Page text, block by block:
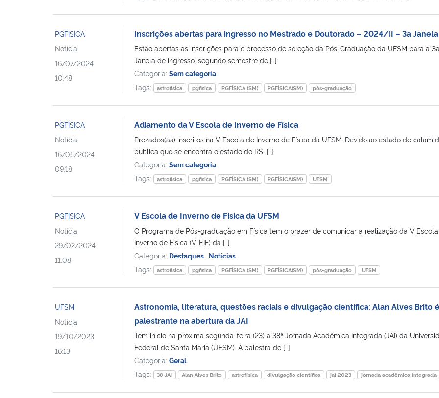
PGFISICA
Notícia
16/07/2024
10:48
Inscrições abertas para ingresso no Mestrado e Doutorado – 2024/II – 3a Janela
Estão abertas as inscrições para o processo de seleção da Pós-Graduação da UFSM para a 3a
Janela de ingresso, segundo semestre de […]
Categoria: Sem categoria
Tags:
astrofisica pgfisica PGFÍSICA (SM) PGFÍSICA(SM) pós-graduação
PGFISICA
Notícia
16/05/2024
09:18
Adiamento da V Escola de Inverno de Física
Prezados(as) inscritos na V Escola de Inverno de Física da UFSM, Devido ao estado de
pública que se encontra o estado do RS, […]
Categoria: Sem categoria
Tags:
astrofisica pgfisica PGFÍSICA (SM) PGFÍSICA(SM) UFSM
PGFISICA
Notícia
29/02/2024
11:08
V Escola de Inverno de Física da UFSM
O Programa de Pós-graduação em Física tem o prazer de comunicar a realização da V
Inverno de Física (V-EIF) da […]
Categoria: Destaques Notícias
Tags:
astrofisica pgfisica PGFÍSICA (SM) PGFÍSICA(SM) pós-graduação UFSM
UFSM
Notícia
19/10/2023
16:13
Astronomia, literatura, questões raciais e divulgação científica: Alan Alves Brito
palestrante na abertura da JAI
Tem início na próxima segunda-feira (23) a 38ª Jornada Acadêmica Integrada (JAI) da
Federal de Santa Maria (UFSM). A palestra de […]
Categoria: Geral
Tags:
38 JAI Alan Alves Brito astrofísica divulgação científica jai 2023 jornada acadêmica integrada